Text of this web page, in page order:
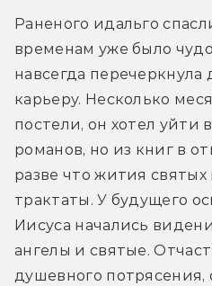
Раненого идальго
временам уже было
навсегда
карьеру. Несколько
постели, он хотел уйти
романов, но из книг в
разве что жития
трактаты. У будущего
Иисуса начались
ангелы и святые.
душевного потрясения,